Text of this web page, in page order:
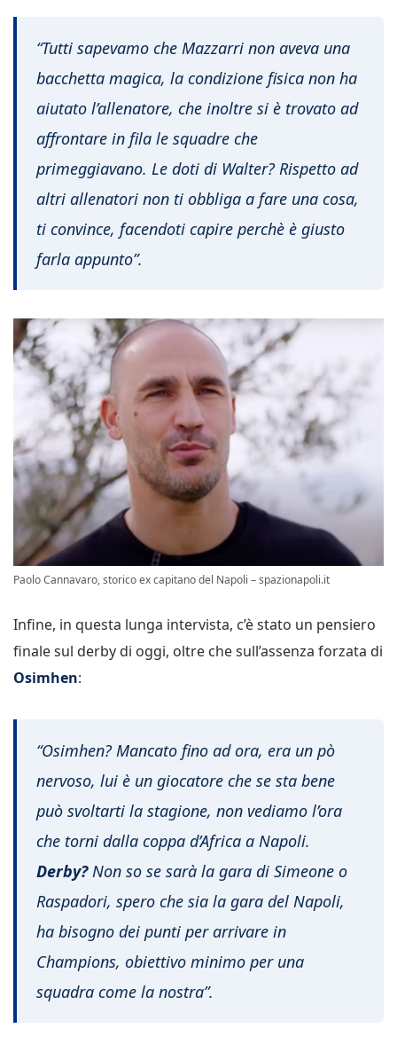
“Tutti sapevamo che Mazzarri non aveva una
bacchetta magica, la condizione fisica non ha
aiutato l’allenatore, che inoltre si è trovato ad
affrontare in fila le squadre che
primeggiavano. Le doti di Walter? Rispetto ad
altri allenatori non ti obbliga a fare una cosa,
ti convince, facendoti capire perchè è giusto
farla appunto”.
Paolo Cannavaro, storico ex capitano del Napoli – spazionapoli.it
Infine, in questa lunga intervista, c’è stato un pensiero
finale sul derby di oggi, oltre che sull’assenza forzata di
Osimhen:
“Osimhen? Mancato fino ad ora, era un pò
nervoso, lui è un giocatore che se sta bene
può svoltarti la stagione, non vediamo l’ora
che torni dalla coppa d’Africa a Napoli.
Derby?Non so se sarà la gara di Simeone o
Raspadori, spero che sia la gara del Napoli,
ha bisogno dei punti per arrivare in
Champions, obiettivo minimo per una
squadra come la nostra”.